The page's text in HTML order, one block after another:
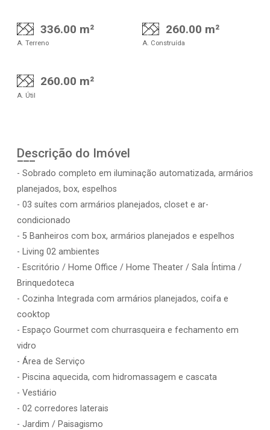
336.00 m²
A. Terreno
260.00 m²
A. Construída
260.00 m²
A. Útil
Descrição do Imóvel
- Sobrado completo em iluminação automatizada, armários
planejados, box, espelhos
- 03 suítes com armários planejados, closet e ar-
condicionado
- 5 Banheiros com box, armários planejados e espelhos
- Living 02 ambientes
- Escritório / Home Office / Home Theater / Sala Íntima /
Brinquedoteca
- Cozinha Integrada com armários planejados, coifa e
cooktop
- Espaço Gourmet com churrasqueira e fechamento em
vidro
- Área de Serviço
- Piscina aquecida, com hidromassagem e cascata
- Vestiário
- 02 corredores laterais
- Jardim / Paisagismo